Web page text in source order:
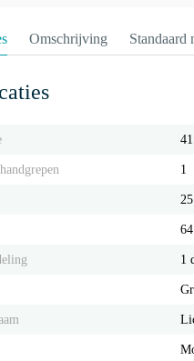
Omschrijving Standaard
1
1